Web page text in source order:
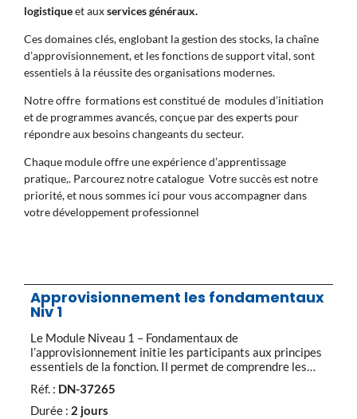
logistiqueet auxservices généraux.
Ces domaines clés, englobant la gestion des stocks, la chaîne
d’approvisionnement, et les fonctions de support vital, sont
essentiels à la réussite des organisations modernes.
Notre offre formations est constitué de modules d’initiation
et de programmes avancés, conçue par des experts pour
répondre aux besoins changeants du secteur.
Chaque module offre une expérience d’apprentissage
pratique,. Parcourez notre catalogue Votre succès est notre
priorité, et nous sommes ici pour vous accompagner dans
votre développement professionnel
Approvisionnement les fondamentaux
Niv 1
Le Module Niveau 1 – Fondamentaux de
l’approvisionnement initie les participants aux principes
essentiels de la fonction. Il permet de comprendre les
de gestion des stocks et des flux. 1. Cadre et fonction
approvisionnement Enjeux et périmètre de la supply
Réf. : DN-37265
Durée : 2 jours